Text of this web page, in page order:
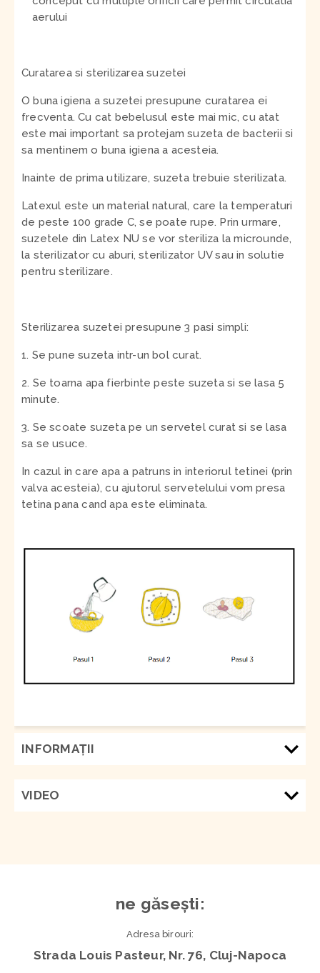
aerului
Curatarea si sterilizarea suzetei
O buna igiena a suzetei presupune curatarea ei
frecventa. Cu cat bebelusul este mai mic, cu atat
este mai important sa protejam suzeta de bacterii si
sa mentinem o buna igiena a acesteia.
Inainte de prima utilizare, suzeta trebuie sterilizata.
Latexul este un material natural, care la temperaturi
de peste 100 grade C, se poate rupe. Prin urmare,
suzetele din Latex NU se vor steriliza la microunde,
la sterilizator cu aburi, sterilizator UV sau in solutie
pentru sterilizare.
Sterilizarea suzetei presupune 3 pasi simpli:
1. Se pune suzeta intr-un bol curat.
2. Se toarna apa fierbinte peste suzeta si se lasa 5
minute.
3. Se scoate suzeta pe un servetel curat si se lasa
sa se usuce.
In cazul in care apa a patruns in interiorul tetinei (prin
valva acesteia), cu ajutorul servetelului vom presa
tetina pana cand apa este eliminata.
INFORMAŢII
VIDEO
ne găsești:
Adresa birouri:
Strada Louis Pasteur, Nr. 76, Cluj-Napoca